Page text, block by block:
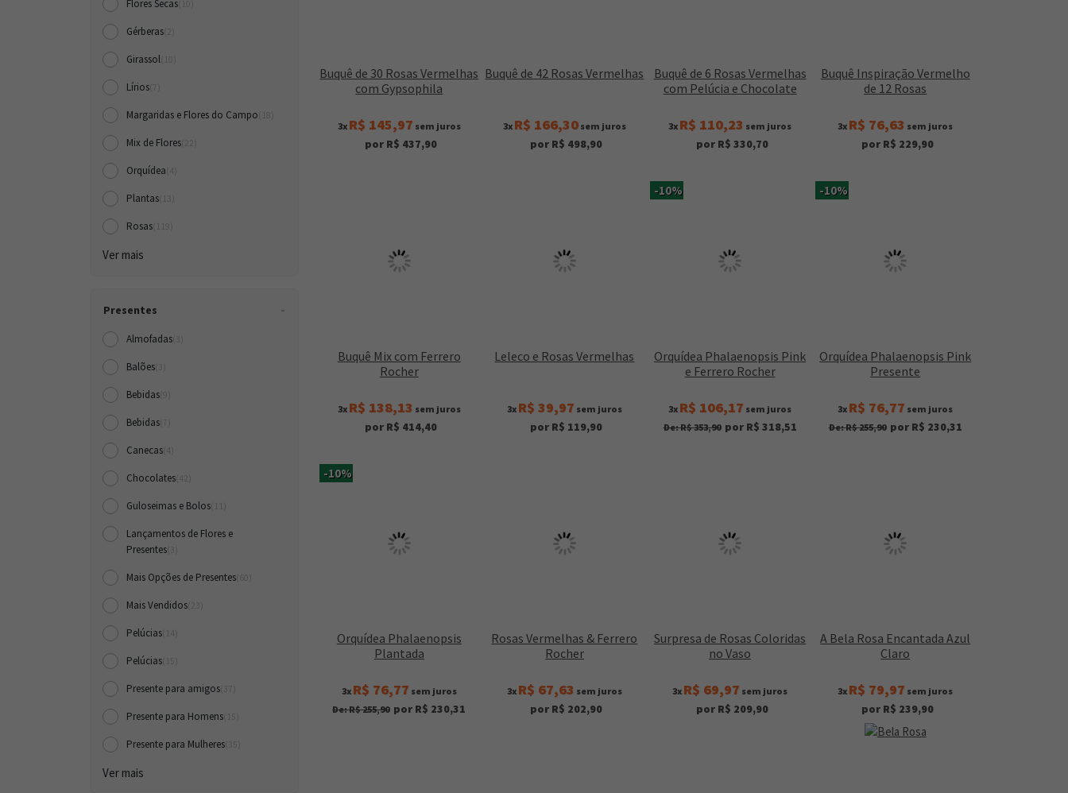
Flores Secas
Gérberas
Girassol
Lírios
Margaridas e Flores do Campo
Mix de Flores
Orquídea
Plantas
Rosas
Ver mais
Presentes
Almofadas
Balões
Bebidas
Bebidas
Canecas
Chocolates
Guloseimas e Bolos
Lançamentos de Flores e
Presentes
Mais Opções de Presentes
Mais Vendidos
Pelúcias
Pelúcias
Presente para amigos
Presente para Homens
Presente para Mulheres
Ver mais
Buquê de 30 Rosas Vermelhas
com Gypsophila
3x R$ 145,97 sem juros
por R$ 437,90
Buquê de 42 Rosas Vermelhas
3x R$ 166,30sem juros
por R$ 498,90
Buquê de 6 Rosas Vermelhas
com Pelúcia e Chocolate
3x R$ 110,23 sem juros
por R$ 330,70
Buquê Inspiração Vermelho
de 12 Rosas
3x R$ 76,63 sem juros
por R$ 229,90
Buquê Mix com Ferrero
Rocher
3x R$ 138,13 sem juros
por R$ 414,40
Leleco e Rosas Vermelhas
3x R$ 39,97 sem juros
por R$ 119,90
-10%
Orquídea Phalaenopsis Pink
e Ferrero Rocher
3x R$ 106,17 sem juros
De: R$ 353,90 por R$ 318,51
-10%
Orquídea Phalaenopsis Pink
Presente
3x R$ 76,77 sem juros
De: R$ 255,90 por R$ 230,31
-10%
Orquídea Phalaenopsis
Plantada
3x R$ 76,77 sem juros
De: R$ 255,90 por R$ 230,31
Rosas Vermelhas & Ferrero
Rocher
3x R$ 67,63 sem juros
por R$ 202,90
Surpresa de Rosas Coloridas
no Vaso
3x R$ 69,97 sem juros
por R$ 209,90
A Bela Rosa Encantada Azul
Claro
3x R$ 79,97 sem juros
por R$ 239,90